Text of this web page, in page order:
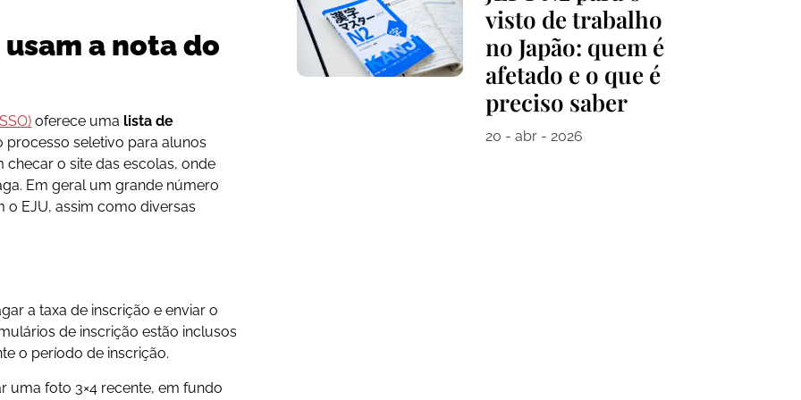
a nota do
oferece uma lista de
seletivo para alunos
o site das escolas, onde
Em geral um grande número
o EJU, assim como diversas
a taxa de inscrição e enviar o
de inscrição estão inclusos
o período de inscrição.
uma foto 3×4 recente, em fundo
visto de trabalho
no Japão: quem é
afetado e o que é
preciso saber
20 - abr - 2026